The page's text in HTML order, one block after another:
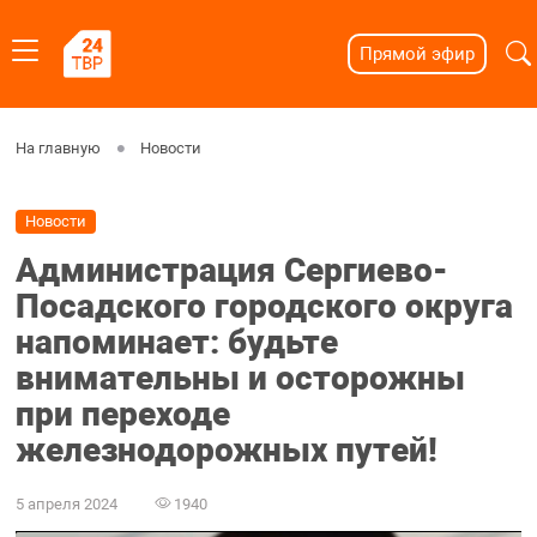
Прямой эфир
На главную Новости
Новости
Администрация Сергиево-
Посадского городского округа
напоминает: будьте
внимательны и осторожны
при переходе
железнодорожных путей!
5 апреля 2024 1940